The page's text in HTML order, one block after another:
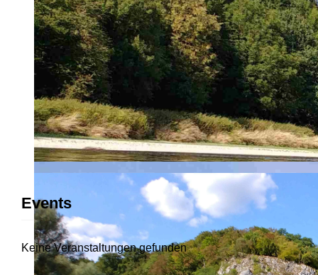
Events
Keine Veranstaltungen gefunden